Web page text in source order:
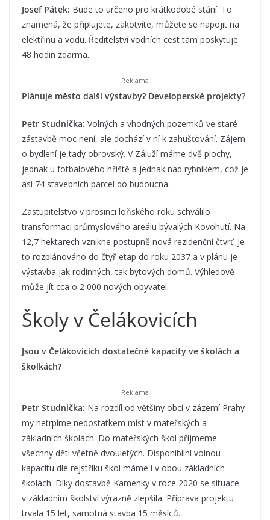
Josef Pátek: Bude to určeno pro krátkodobé stání. To
znamená, že připlujete, zakotvíte, můžete se napojit na
elektřinu a vodu. Ředitelství vodních cest tam poskytuje
48 hodin zdarma.
Plánuje město další výstavby? Developerské projekty?
Petr Studnička: Volných a vhodných pozemků ve staré
zástavbě moc není, ale dochází v ní k zahušťování. Zájem
o bydlení je tady obrovský. V Záluží máme dvě plochy,
jednak u fotbalového hřiště a jednak nad rybníkem, což je
asi 74 stavebních parcel do budoucna.
Zastupitelstvo v prosinci loňského roku schválilo
transformaci průmyslového areálu bývalých Kovohutí. Na
12,7 hektarech vznikne postupně nová rezidenční čtvrť. Je
to rozplánováno do čtyř etap do roku 2037 a v plánu je
výstavba jak rodinných, tak bytových domů. Výhledově
může jít cca o 2 000 nových obyvatel.
Školy v Čelákovicích
Jsou v Čelákovicích dostatečné kapacity ve školách a
školkách?
Petr Studnička: Na rozdíl od většiny obcí v zázemí Prahy
my netrpíme nedostatkem míst v mateřských a
základních školách. Do mateřských škol přijmeme
všechny děti včetně dvouletých. Disponibilní volnou
kapacitu dle rejstříku škol máme i v obou základních
školách. Díky dostavbě Kamenky v roce 2020 se situace
v základním školství výrazně zlepšila. Příprava projektu
trvala 15 let, samotná stavba 15 měsíců.